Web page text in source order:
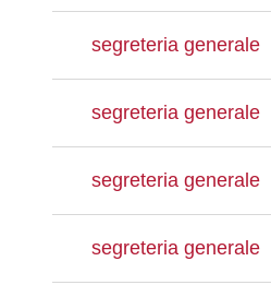
segreteria generale
segreteria generale
segreteria generale
segreteria generale